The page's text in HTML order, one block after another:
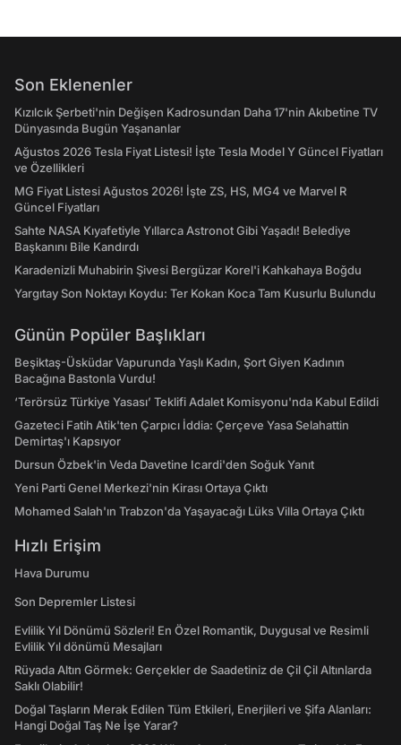
Son Eklenenler
Kızılcık Şerbeti'nin Değişen Kadrosundan Daha 17'nin Akıbetine TV
Dünyasında Bugün Yaşananlar
Ağustos 2026 Tesla Fiyat Listesi! İşte Tesla Model Y Güncel Fiyatları
ve Özellikleri
MG Fiyat Listesi Ağustos 2026! İşte ZS, HS, MG4 ve Marvel R
Güncel Fiyatları
Sahte NASA Kıyafetiyle Yıllarca Astronot Gibi Yaşadı! Belediye
Başkanını Bile Kandırdı
Karadenizli Muhabirin Şivesi Bergüzar Korel'i Kahkahaya Boğdu
Yargıtay Son Noktayı Koydu: Ter Kokan Koca Tam Kusurlu Bulundu
Günün Popüler Başlıkları
Beşiktaş-Üsküdar Vapurunda Yaşlı Kadın, Şort Giyen Kadının
Bacağına Bastonla Vurdu!
‘Terörsüz Türkiye Yasası’ Teklifi Adalet Komisyonu'nda Kabul Edildi
Gazeteci Fatih Atik'ten Çarpıcı İddia: Çerçeve Yasa Selahattin
Demirtaş'ı Kapsıyor
Dursun Özbek'in Veda Davetine Icardi'den Soğuk Yanıt
Yeni Parti Genel Merkezi'nin Kirası Ortaya Çıktı
Mohamed Salah'ın Trabzon'da Yaşayacağı Lüks Villa Ortaya Çıktı
Hızlı Erişim
Hava Durumu
Son Depremler Listesi
Evlilik Yıl Dönümü Sözleri! En Özel Romantik, Duygusal ve Resimli
Evlilik Yıl dönümü Mesajları
Rüyada Altın Görmek: Gerçekler de Saadetiniz de Çil Çil Altınlarda
Saklı Olabilir!
Doğal Taşların Merak Edilen Tüm Etkileri, Enerjileri ve Şifa Alanları:
Hangi Doğal Taş Ne İşe Yarar?